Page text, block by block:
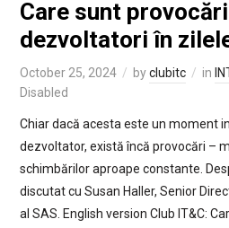
Care sunt
dezvoltatori în
October 25, 2024 byclubitc in
Disabled
Chiar dacă acesta este un moment
dezvoltator, există încă provocări –
schimbărilor aproape constante.
discutat cu Susan Haller, Senior
al SAS. English version Club IT&C: